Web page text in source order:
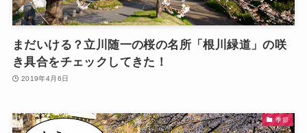
まだいける？立川随一の桜の名所「根川緑道」の咲
き具合をチェックしてきた！
2019年4月6日
季節